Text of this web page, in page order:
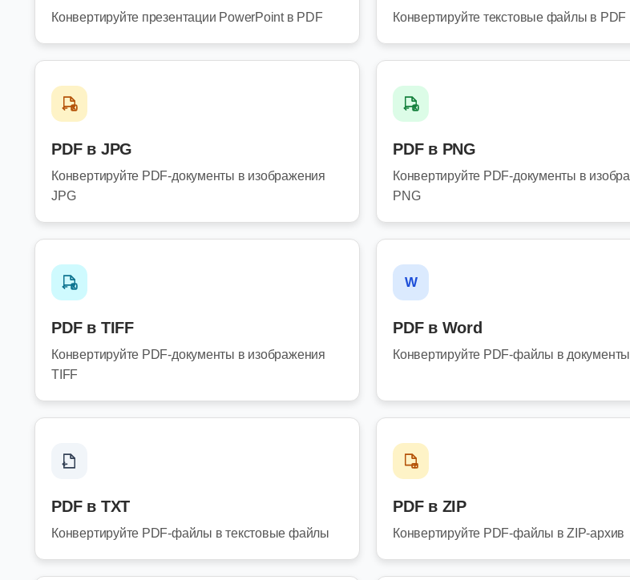
Конвертируйте презентации PowerPoint в PDF Конвертируйте текстовые файлы в PDF
PDF в JPG
Конвертируйте PDF-документы в изображения
JPG
PDF в PNG
Конвертируйте PDF-документы в
PNG
PDF в TIFF
Конвертируйте PDF-документы в изображения
TIFF
W
PDF в Word
Конвертируйте PDF-файлы в
PDF в TXT
Конвертируйте PDF-файлы в текстовые файлы
PDF в ZIP
Конвертируйте PDF-файлы в ZIP-архив